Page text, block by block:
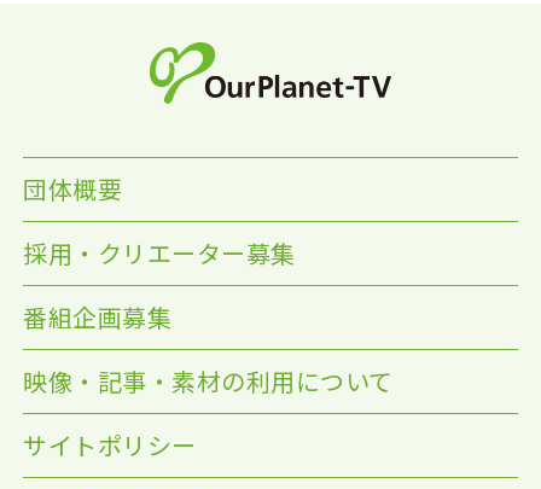
団体概要
採用・クリエーター募集
番組企画募集
映像・記事・素材の利用について
サイトポリシー